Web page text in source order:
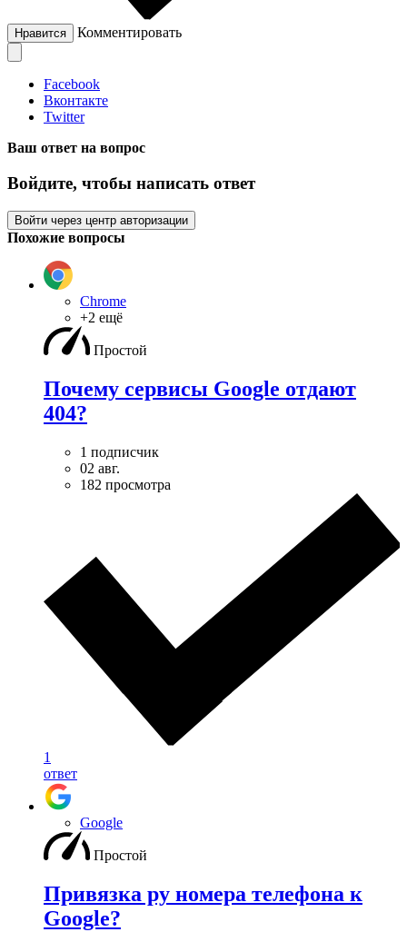
Нравится Комментировать
Facebook
Вконтакте
Twitter
Ваш ответ на вопрос
Войдите, чтобы написать ответ
Войти через центр авторизации
Похожие вопросы
Chrome
+2 ещё
Простой
Почему сервисы Google отдают
404?
1 подписчик
02 авг.
182 просмотра
1
ответ
Google
Простой
Привязка ру номера телефона к
Google?